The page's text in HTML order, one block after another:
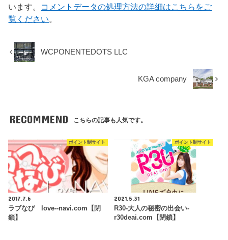
います。 コメントデータの処理方法の詳細はこちらをご
覧ください。
WCPONENTEDOTS LLC
KGA company
RECOMMEND こちらの記事も人気です。
ポイント制サイト
2017.7.6
ラブなび love--navi.com【閉
鎖】
ポイント制サイト
2021.5.31
R30-大人の秘密の出会い-
r30deai.com【閉鎖】